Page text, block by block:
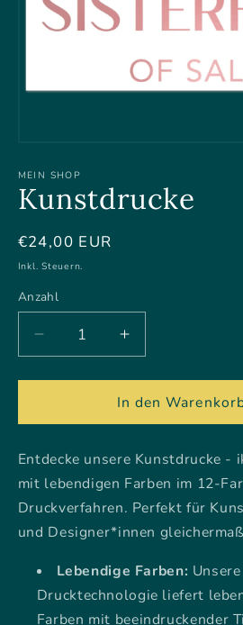
MEIN SHOP
Kunstdrucke
Normaler
Preis
€24,00 EUR
Inkl. Steuern.
Anzahl
Verringere
die
Menge
Kunstdrucke
Erhöhe
die
Menge
für
Kunstdrucke
In den
Entdecke unsere Kunstdrucke -
mit lebendigen Farben im 12-
Druckverfahren. Perfekt für
und Designer*innen
Lebendige Farben:
Drucktechnologie liefert
Farben mit beeindruckender